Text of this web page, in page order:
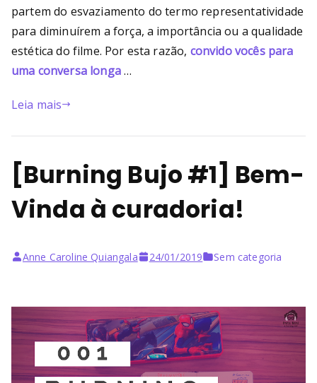
partem do esvaziamento do termo representatividade
para diminuírem a força, a importância ou a qualidade
estética do filme. Por esta razão, convido vocês para
uma conversa longa…
Leia mais
[Burning Bujo #1] Bem-
Vinda à curadoria!
Anne Caroline Quiangala 24/01/2019 Sem categoria